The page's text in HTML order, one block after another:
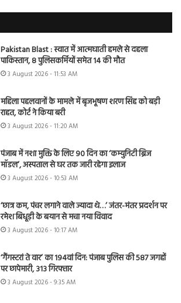
Pakistan Blast : स्वात में आत्मघाती हमले से दहला
पाकिस्तान, 8 पुलिसकर्मियों समेत 14 की मौत
3 August 2026 - 11:53 AM
महिला पहलवानों के मामले में बृजभूषण शरण सिंह को बड़ी
राहत, कोर्ट ने किया बरी
3 August 2026 - 11:20 AM
पंजाब में नशा मुक्ति के लिए 90 दिन का ‘कम्युनिटी ब्रिज
मॉडल’, अस्पताल से घर तक जारी रहेगा इलाज
3 August 2026 - 10:53 AM
‘छात्र कम, पंचर लगाने वाले ज्यादा थे…’ जंतर-मंतर प्रदर्शन पर
रमेश बिधूड़ी के बयान से मचा नया विवाद
3 August 2026 - 10:17 AM
‘गैंगस्टरां ते वार’ का 194वां दिन: पंजाब पुलिस की 587 जगहों
पर छापेमारी, 313 गिरफ्तार
3 August 2026 - 9:35 AM